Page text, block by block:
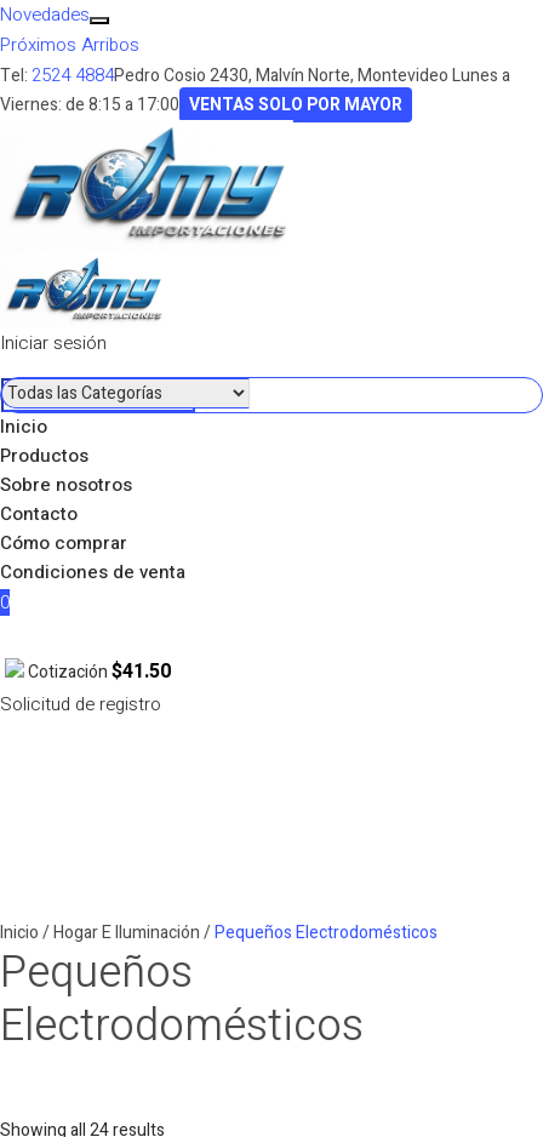
Novedades
Próximos Arribos
Tel: 2524 4884Pedro Cosio 2430, Malvín Norte, MontevideoLunes a
Viernes: de 8:15 a 17:00 VENTAS SOLO POR MAYOR
Iniciar sesión
Inicio
Productos
Sobre nosotros
Contacto
Cómo comprar
Condiciones de venta
0
Cotización$41.50
Solicitud de registro
Inicio/Hogar E Iluminación/Pequeños Electrodomésticos
Pequeños
Electrodomésticos
Showing all 24 results